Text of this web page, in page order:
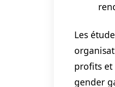
Les
profits et
gender